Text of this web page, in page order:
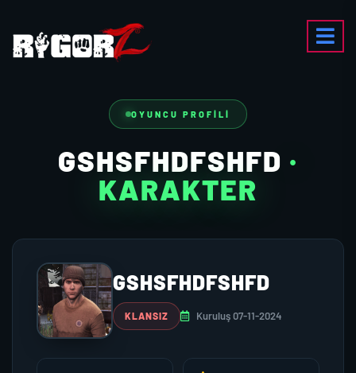
OYUNCU PROFILI
GSHSFHDFSHFD ·
KARAKTER
GSHSFHDFSHFD
KLANSIZ Kuruluş 07-11-2024